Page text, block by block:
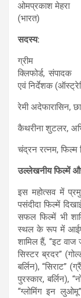
ओमप्रकाश मेहरा
(भारत)
सदस्य:
ग्रीम
क्लिफोर्ड, संपादक
एवं निर्देशक
रेमी अदेफारासिन,
कैथरीना शुटलर,
चंद्रन रत्नम, फिल्म
उल्लेखनीय फिल्में
इस महोत्सव में
पसंदीदा फिल्में
सफल फिल्में भी
स्थल के रूप में
शामिल हैं, “इट
सिस्टर ब्रदर”
बर्लिन), “सिराट”
पुरस्कार, बर्लिन),
“ग्लोमिंग इन